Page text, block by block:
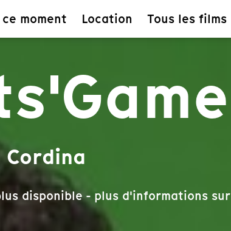
ce moment Location Tous les films
disponible - plus d'informations sur